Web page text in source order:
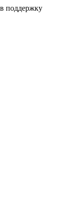
поддержку